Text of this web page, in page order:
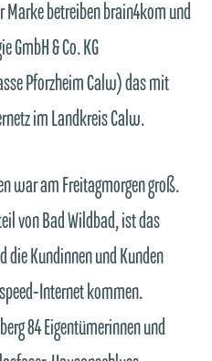
Marke betreiben brain4kom und
GmbH & Co. KG
Pforzheim Calw) das mit
im Landkreis Calw.
war am Freitagmorgen groß.
von Bad Wildbad, ist das
die Kundinnen und Kunden
Internet kommen.
84 Eigentümerinnen und